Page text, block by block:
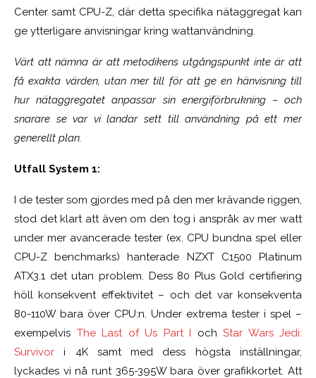
Center samt CPU-Z, där detta specifika nätaggregat kan
ge ytterligare anvisningar kring wattanvändning.
Värt att nämna är att metodikens utgångspunkt inte är att
få exakta värden, utan mer till för att ge en hänvisning till
hur nätaggregatet anpassar sin energiförbrukning – och
snarare se var vi landar sett till användning på ett mer
generellt plan.
Utfall System 1:
I de tester som gjordes med på den mer krävande riggen,
stod det klart att även om den tog i anspråk av mer watt
under mer avancerade tester (ex. CPU bundna spel eller
CPU-Z benchmarks) hanterade NZXT C1500 Platinum
ATX3.1 det utan problem. Dess 80 Plus Gold certifiering
höll konsekvent effektivitet – och det var konsekventa
80-110W bara över CPU:n. Under extrema tester i spel –
exempelvis The Last of Us Part I och Star Wars Jedi:
Survivor i 4K samt med dess högsta inställningar,
lyckades vi nå runt 365-395W bara över grafikkortet. Att